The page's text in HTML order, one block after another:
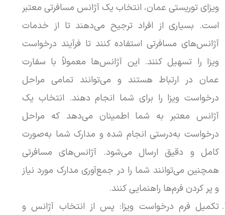
ویزای توریستی عمان، انتخاب یک آژانس مسافرتی معتبر
است. بسیاری از افراد ترجیح می‌دهند تا از خدمات
آژانس‌های مسافرتی استفاده کنند تا فرآیند درخواست
ویزا را تسهیل کنند. این آژانس‌ها معمولاً با سفارت
عمان در ارتباط هستند و می‌توانند تمامی مراحل
درخواست ویزا را برای شما انجام دهند. انتخاب یک
آژانس معتبر به شما اطمینان می‌دهد که مراحل
درخواست به‌درستی انجام شده و مدارک شما به‌صورت
کامل و دقیق ارسال می‌شود. آژانس‌های مسافرتی
همچنین می‌توانند شما را در جمع‌آوری مدارک مورد نیاز
و پر کردن فرم‌ها راهنمایی کنند.
تکمیل فرم درخواست ویزا: پس از انتخاب آژانس و